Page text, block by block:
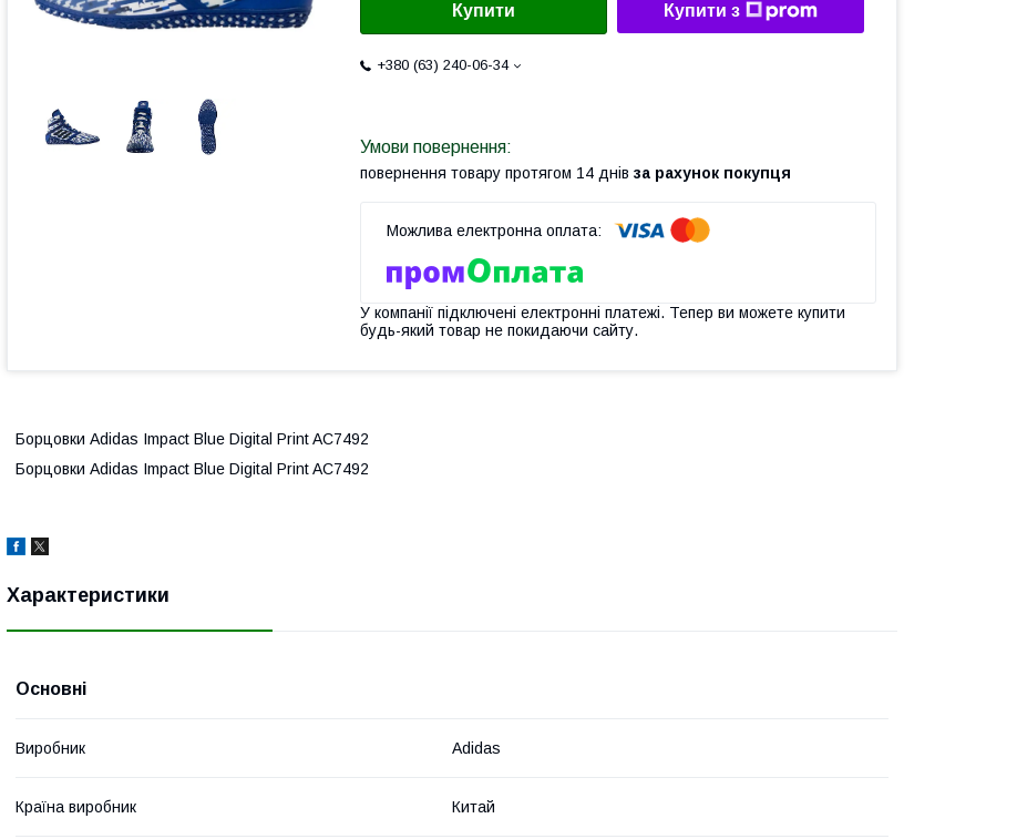
Купити Купити з
+380 (63) 240-06-34
повернення товару протягом 14 днів за рахунок покупця
У компанії підключені електронні платежі. Тепер ви можете купити
будь-який товар не покидаючи сайту.
Борцовки Adidas Impact Blue Digital Print AC7492
Борцовки Adidas Impact Blue Digital Print AC7492
Характеристики
Основні
Виробник Adidas
Країна виробник Китай